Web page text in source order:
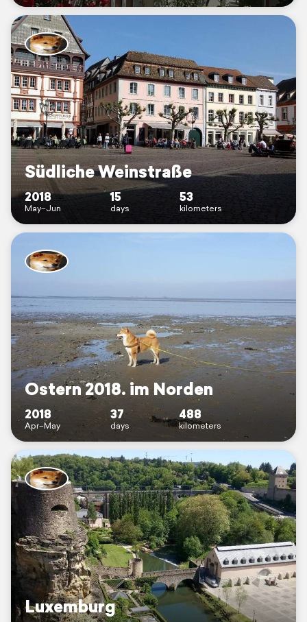
Südliche Weinstraße
2018
May–Jun
15
days
53
kilometers
Ostern 2018. im Norden
2018
Apr–May
37
days
488
kilometers
Luxemburg